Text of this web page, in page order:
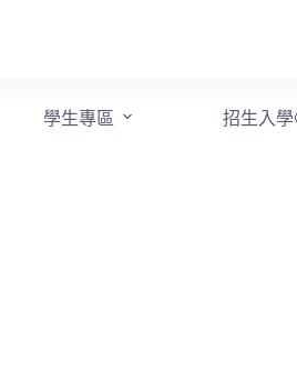
學生專區 招生入學